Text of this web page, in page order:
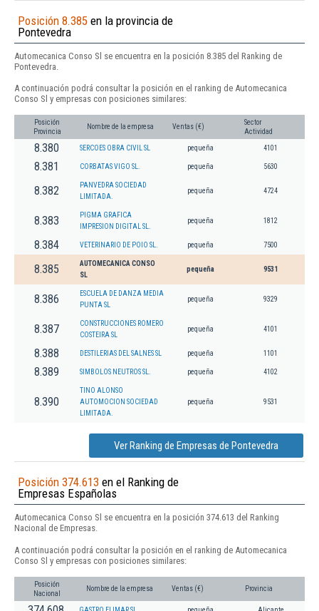
Posición 8.385 en la provincia de
Pontevedra
Automecanica Conso Sl se encuentra en la posición 8.385 del Ranking de
Pontevedra.
A continuación podrá consultar la posición en el ranking de Automecanica
Conso Sl y empresas con posiciones similares:
Posición
Provincia
Nombre de la empresa Ventas (€)
Sector
Actividad
8.380 SERCOES OBRA CIVIL SL pequeña 4101
8.381 CORBATAS VIGO SL. pequeña 5630
8.382
PANVEDRA SOCIEDAD
LIMITADA.
pequeña 4724
8.383
PIGMA GRAFICA
IMPRESION DIGITAL SL.
pequeña 1812
8.384 VETERINARIO DE POIO SL. pequeña 7500
8.385
AUTOMECANICA CONSO
SL
pequeña 9531
8.386
ESCUELA DE DANZA MEDIA
PUNTA SL
pequeña 9329
8.387
CONSTRUCCIONES ROMERO
COSTEIRA SL
pequeña 4101
8.388 DESTILERIAS DEL SALNES SL pequeña 1101
8.389 SIMBOLOS NEUTROS SL. pequeña 4102
8.390
TINO ALONSO
AUTOMOCION SOCIEDAD
LIMITADA.
pequeña 9531
Ver Ranking de Empresas de Pontevedra
Posición 374.613 en el Ranking de
Empresas Españolas
Automecanica Conso Sl se encuentra en la posición 374.613 del Ranking
Nacional de Empresas.
A continuación podrá consultar la posición en el ranking de Automecanica
Conso Sl y empresas con posiciones similares:
Posición
Nacional
Nombre de la empresa Ventas (€) Provincia